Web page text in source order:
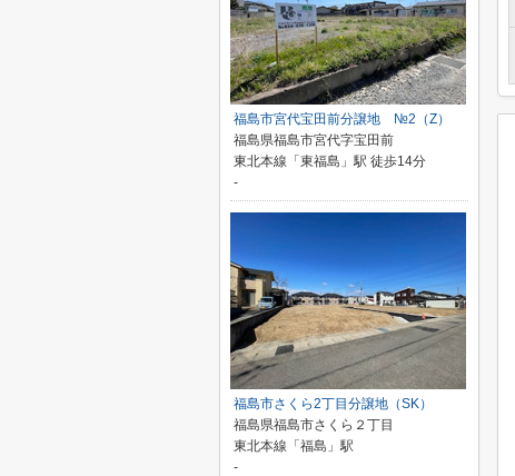
福島市宮代宝田前分譲地 №2（Z）
福島県福島市宮代字宝田前
東北本線「東福島」駅 徒歩14分
-
福島市さくら2丁目分譲地（SK）
福島県福島市さくら２丁目
東北本線「福島」駅
-